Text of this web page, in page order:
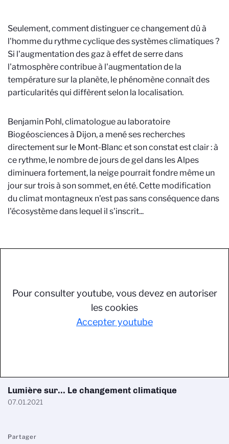
Seulement, comment distinguer ce changement dû à
l'homme du rythme cyclique des systèmes climatiques ?
Si l'augmentation des gaz à effet de serre dans
l'atmosphère contribue à l'augmentation de la
température sur la planète, le phénomène connaît des
particularités qui diffèrent selon la localisation.
Benjamin Pohl, climatologue au laboratoire
Biogéosciences à Dijon, a mené ses recherches
directement sur le Mont-Blanc et son constat est clair : à
ce rythme, le nombre de jours de gel dans les Alpes
diminuera fortement, la neige pourrait fondre même un
jour sur trois à son sommet, en été. Cette modification
du climat montagneux n'est pas sans conséquence dans
l'écosystème dans lequel il s'inscrit...
Pour consulter youtube, vous devez en autoriser
les cookies
Accepter youtube
Lumière sur... Le changement climatique
07.01.2021
Partager